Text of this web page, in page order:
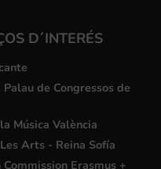
D´INTERÉS
de Congressos de
Música València
Arts - Reina Sofía
Erasmus +